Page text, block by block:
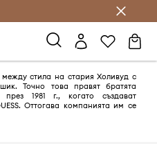
Club
между стила на стария Холивуд с
Точно това правят братята
1981 г., когато създават
Оттогава компанията им се